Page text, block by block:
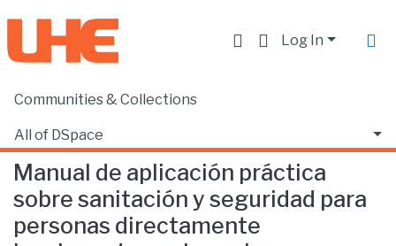
Log In
Communities & Collections
All of DSpace
Statistics
Home Escuela de Gastronomía
Manual de aplicación práctica
sobre sanitación y seguridad para
personas directamente